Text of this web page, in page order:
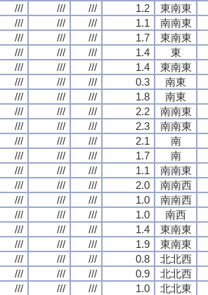
/// /// /// 1.2
東南東
/// /// /// 1.1
南南東
/// /// /// 1.7
東南東
/// /// /// 1.4
東
/// /// /// 1.4
東南東
/// /// /// 0.3
南東
/// /// /// 1.8
南東
/// /// /// 2.2
南南東
/// /// /// 2.3
南南東
/// /// /// 2.1
南
/// /// /// 1.7
南
/// /// /// 1.1
南南東
/// /// /// 2.0
南南西
/// /// /// 1.0
南南西
/// /// /// 1.0
南西
/// /// /// 1.4
東南東
/// /// /// 1.9
東南東
/// /// /// 0.8
北北西
/// /// /// 0.9
北北西
/// /// /// 1.0
北北東